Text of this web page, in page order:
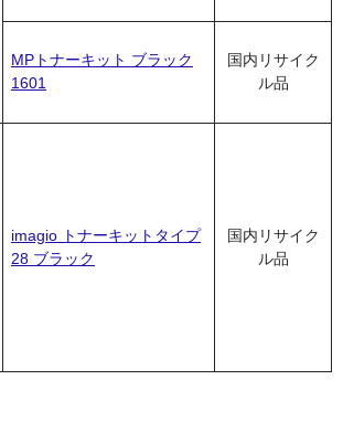
MPトナーキット ブラック
1601
国内リサイク
ル品
imagio トナーキットタイプ
28 ブラック
国内リサイク
ル品